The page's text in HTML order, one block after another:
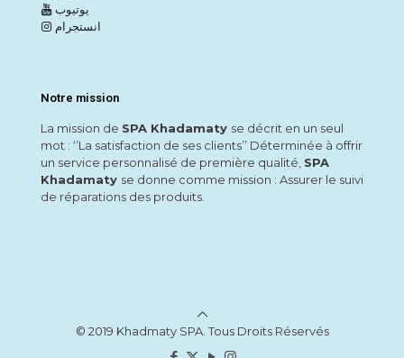
يوتيوب
انستجرام
Notre mission
La mission de SPA Khadamaty se décrit en un seul
mot : ‘’La satisfaction de ses clients’’ Déterminée à offrir
un service personnalisé de première qualité, SPA
Khadamaty se donne comme mission : Assurer le suivi
de réparations des produits.
© 2019 Khadmaty SPA. Tous Droits Réservés